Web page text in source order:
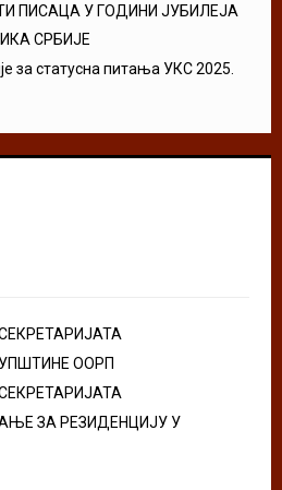
ПИСАЦА У ГОДИНИ ЈУБИЛЕЈА
СРБИЈЕ
за статусна питања УКС 2025.
ООРП
ЗА РЕЗИДЕНЦИЈУ У